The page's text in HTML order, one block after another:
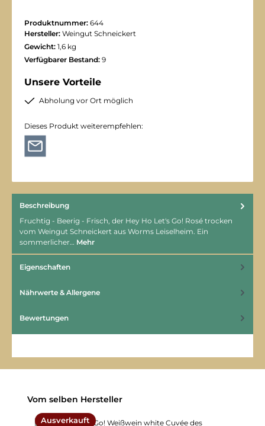
Produktnummer: 644
Hersteller: Weingut Schneickert
Gewicht: 1,6 kg
Verfügbarer Bestand: 9
Unsere Vorteile
Abholung vor Ort möglich
Dieses Produkt weiterempfehlen:
Beschreibung
Fruchtig - Beerig - Frisch, der Hey Ho Let's Go! Rosé trocken
vom Weingut Schneickert aus Worms Leiselheim. Ein
sommerlicher… Mehr
Eigenschaften
Nährwerte & Allergene
Bewertungen
Produktgalerie überspringen
Vom selben Hersteller
Ausverkauft